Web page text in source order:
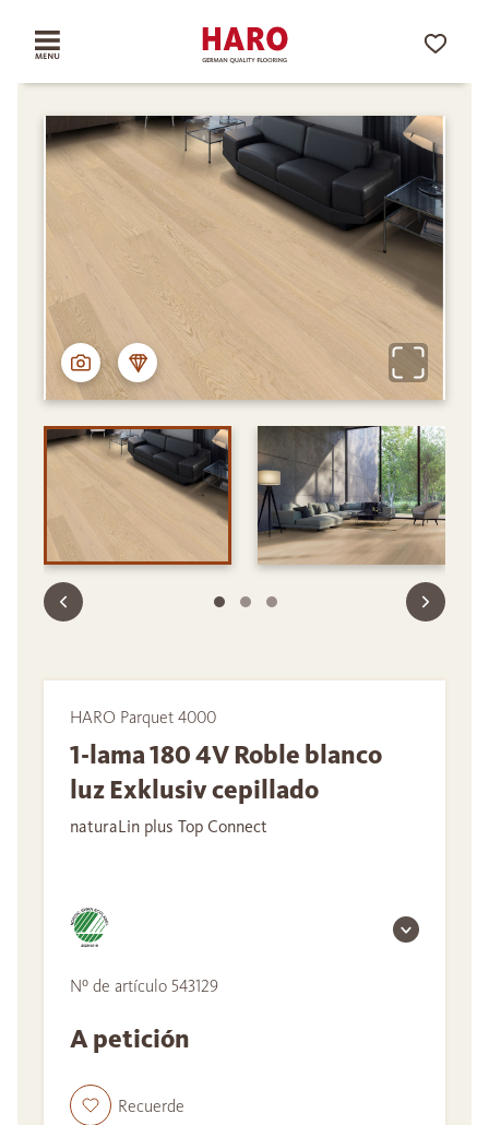
HARO Parquet 4000
1-lama 180 4V Roble blanco
luz Exklusiv cepillado
naturaLin plus Top Connect
Nº de artículo 543129
A petición
Recuerde